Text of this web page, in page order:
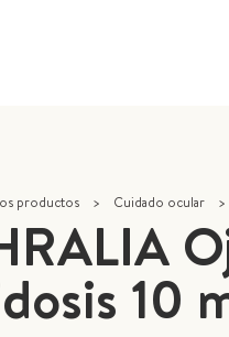
productos > Cuidado ocular >
10